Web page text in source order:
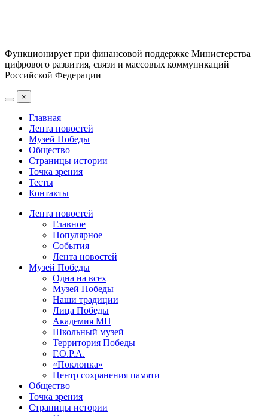
Функционирует при финансовой поддержке Министерства
цифрового развития, связи и массовых коммуникаций
Российской Федерации
×
Главная
Лента новостей
Музей Победы
Общество
Страницы истории
Точка зрения
Тесты
Контакты
Лента новостей
Главное
Популярное
События
Лента новостей
Музей Победы
Одна на всех
Музей Победы
Наши традиции
Лица Победы
Академия МП
Школьный музей
Территория Победы
Г.О.Р.А.
«Поклонка»
Центр сохранения памяти
Общество
Точка зрения
Страницы истории